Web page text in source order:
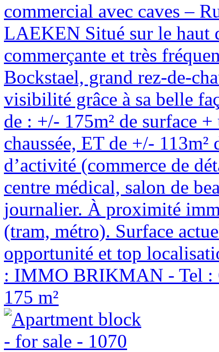
commercial avec caves –
LAEKEN Situé sur le haut
commerçante et très
Bockstael, grand rez-de-
visibilité grâce à sa belle
de : +/- 175m² de surface
chaussée, ET de +/-
d’activité (commerce de
centre médical, salon de
journalier. À proximité
(tram, métro). Surface
opportunité et top
: IMMO BRIKMAN - Tel :
175 m²